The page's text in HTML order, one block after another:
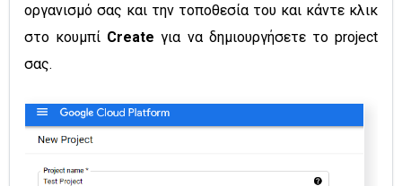
οργανισμό σας και την τοποθεσία του και κάντε κλικ
στο κουμπί Create για να δημιουργήσετε το project
σας.